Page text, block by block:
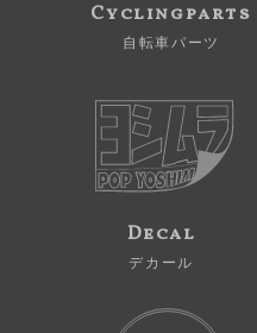
Cyclingparts
自転車パーツ
Decal
デカール